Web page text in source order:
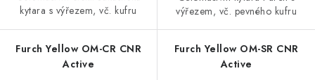
kytara s výřezem, vč. kufru
výřezem, vč. pevného kufru
Furch Yellow OM-CR CNR
Active
Furch Yellow OM-SR CNR
Active